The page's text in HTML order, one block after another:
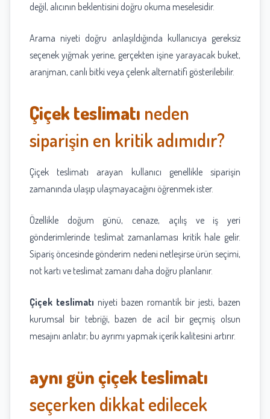
değil, alıcının beklentisini doğru okuma meselesidir.
Arama niyeti doğru anlaşıldığında kullanıcıya gereksiz
seçenek yığmak yerine, gerçekten işine yarayacak buket,
aranjman, canlı bitki veya çelenk alternatifi gösterilebilir.
Çiçek teslimatı neden
siparişin en kritik adımıdır?
Çiçek teslimatı arayan kullanıcı genellikle siparişin
zamanında ulaşıp ulaşmayacağını öğrenmek ister.
Özellikle doğum günü, cenaze, açılış ve iş yeri
gönderimlerinde teslimat zamanlaması kritik hale gelir.
Sipariş öncesinde gönderim nedeni netleşirse ürün seçimi,
not kartı ve teslimat zamanı daha doğru planlanır.
Çiçek teslimatı niyeti bazen romantik bir jesti, bazen
kurumsal bir tebriği, bazen de acil bir geçmiş olsun
mesajını anlatır; bu ayrımı yapmak içerik kalitesini artırır.
aynı gün çiçek teslimatı
seçerken dikkat edilecek